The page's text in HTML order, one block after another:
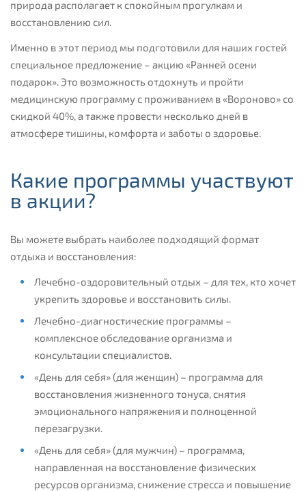
природа располагает к спокойным прогулкам и
восстановлению сил.
Именно в этот период мы подготовили для наших гостей
специальное предложение – акцию «Ранней осени
подарок». Это возможность отдохнуть и пройти
медицинскую программу с проживанием в «Вороново» со
скидкой 40%, а также провести несколько дней в
атмосфере тишины, комфорта и заботы о здоровье.
Какие программы участвуют
в акции?
Вы можете выбрать наиболее подходящий формат
отдыха и восстановления:
Лечебно-оздоровительный отдых – для тех, кто хочет
укрепить здоровье и восстановить силы.
Лечебно-диагностические программы –
комплексное обследование организма и
консультации специалистов.
«День для себя» (для женщин) – программа для
восстановления жизненного тонуса, снятия
эмоционального напряжения и полноценной
перезагрузки.
«День для себя» (для мужчин) – программа,
направленная на восстановление физических
ресурсов организма, снижение стресса и повышение